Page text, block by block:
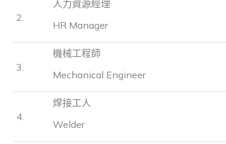
2.
人力資源經理
HR Manager
3.
機械工程師
Mechanical Engineer
4.
焊接工人
Welder